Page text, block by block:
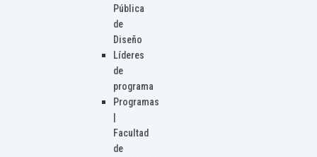
Pública
de
Diseño
Líderes
de
programa
Programas
Facultad
de